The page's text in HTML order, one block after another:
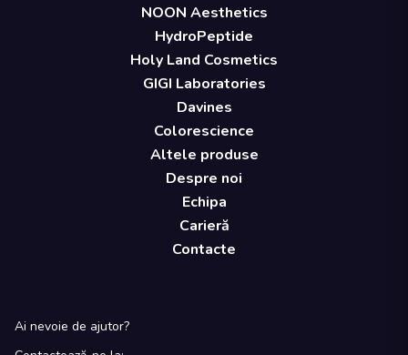
NOON Aesthetics
HydroPeptide
Holy Land Cosmetics
GIGI Laboratories
Davines
Colorescience
Altele produse
Despre noi
Echipa
Carieră
Contacte
Ai nevoie de ajutor?